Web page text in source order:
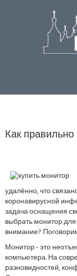
Как
удалённо, что
коронавирусной
задача оснащения
выбрать монитор
внимание?
Монитор - это
компьютера. На
разновидностей,